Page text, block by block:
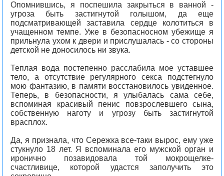
Опомнившись, я поспешила закрыться в ванной -
угроза быть застигнутой голышом, да еще
подсматривающей заставила сердце колотиться в
учащенном темпе. Уже в безопасносном убежище я
прильнула ухом к двери и прислушалась - со стороны
детской не доносилось ни звука.
Теплая вода постепенно расслабила мое уставшее
тело, а отсутствие регулярного секса подстегнуло
мою фантазию, в памяти восстановилось увиденное.
Теперь, в безопасности, я улыбалась сама себе,
вспоминая красивый пенис повзрослевшего сына,
собственную наготу и угрозу быть застигнутой
врасплох.
Да, я признала, что Сережка все-таки вырос, ему уже
стукнуло 18 лет. Я вспоминала его мужской орган и
иронично позавидовала той мокрощелке-
счастливице, которой удастся заполучить это